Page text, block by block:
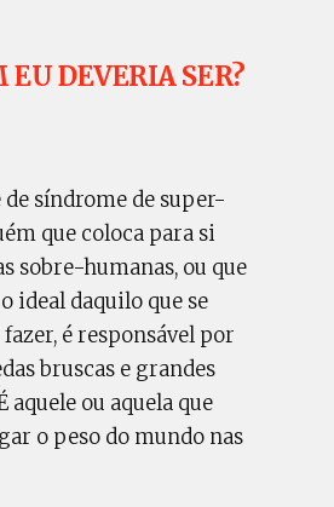
EU DEVERIA SER?
síndrome de super-
que coloca para si
sobre-humanas, ou que
ideal daquilo que se
fazer, é responsável por
bruscas e grandes
aquele ou aquela que
o peso do mundo nas